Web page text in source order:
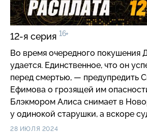
12-я серия 16+
Во время очередного покушения
удается. Единственное, что он
перед смертью, — предупредить
Ефимова о грозящей им
Блэкмором Алиса снимает в
у одинокой старушки, а вскоре
Татьяной. Девушки, обиженные
28 ИЮЛЯ 2024